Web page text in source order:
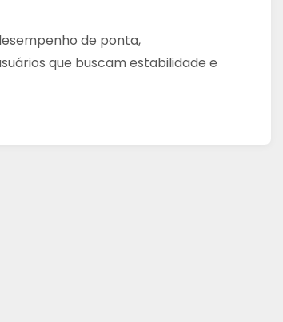
de ponta,
que buscam estabilidade e